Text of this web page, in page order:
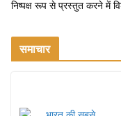
निष्पक्ष रूप से प्रस्तुत करने में
समाचार